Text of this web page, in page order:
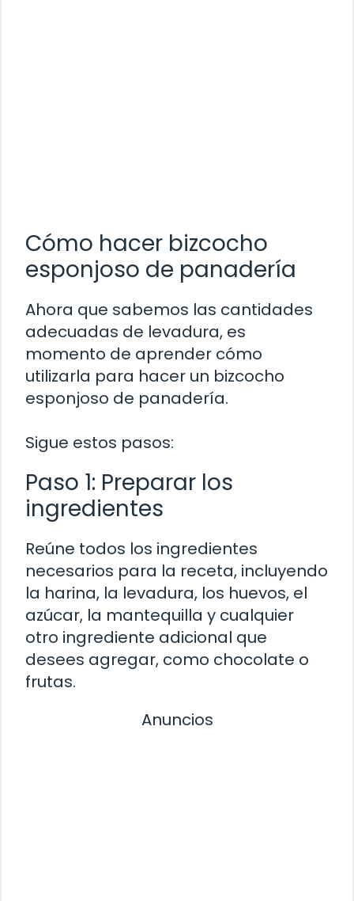
Cómo hacer bizcocho
esponjoso de panadería
Ahora que sabemos las cantidades
adecuadas de levadura, es
momento de aprender cómo
utilizarla para hacer un bizcocho
esponjoso de panadería.
Sigue estos pasos:
Paso 1: Preparar los
ingredientes
Reúne todos los ingredientes
necesarios para la receta, incluyendo
la harina, la levadura, los huevos, el
azúcar, la mantequilla y cualquier
otro ingrediente adicional que
desees agregar, como chocolate o
frutas.
Anuncios